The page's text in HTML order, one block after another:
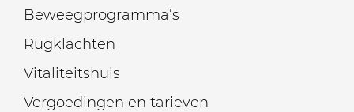
Beweegprogramma’s
Rugklachten
Vitaliteitshuis
Vergoedingen en tarieven